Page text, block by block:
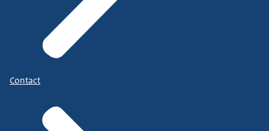
Contact